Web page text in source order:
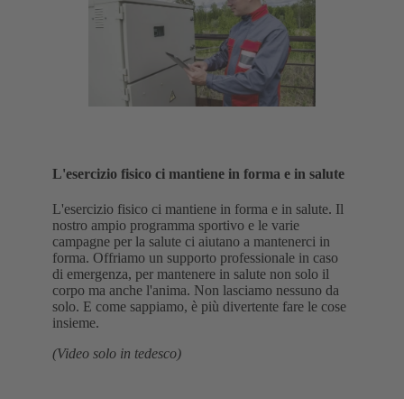
L'esercizio fisico ci mantiene in forma e in salute
L'esercizio fisico ci mantiene in forma e in salute. Il
nostro ampio programma sportivo e le varie
campagne per la salute ci aiutano a mantenerci in
forma. Offriamo un supporto professionale in caso
di emergenza, per mantenere in salute non solo il
corpo ma anche l'anima. Non lasciamo nessuno da
solo. E come sappiamo, è più divertente fare le cose
insieme.
(Video solo in tedesco)